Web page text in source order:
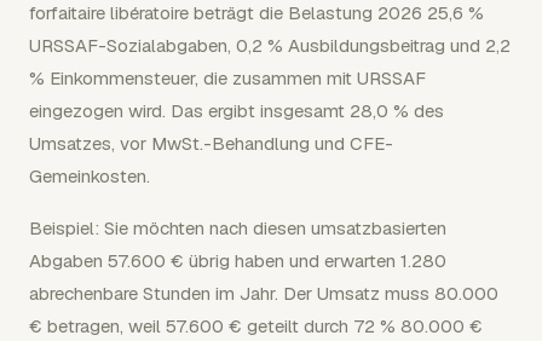
forfaitaire libératoire beträgt die Belastung 2026 25,6 %
URSSAF-Sozialabgaben, 0,2 % Ausbildungsbeitrag und 2,2
% Einkommensteuer, die zusammen mit URSSAF
eingezogen wird. Das ergibt insgesamt 28,0 % des
Umsatzes, vor MwSt.-Behandlung und CFE-
Gemeinkosten.
Beispiel: Sie möchten nach diesen umsatzbasierten
Abgaben 57.600 € übrig haben und erwarten 1.280
abrechenbare Stunden im Jahr. Der Umsatz muss 80.000
€ betragen, weil 57.600 € geteilt durch 72 % 80.000 €